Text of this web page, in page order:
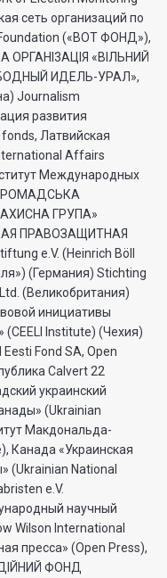
сеть организаций по
(«ВОТ ФОНД»),
ОРГАНI3АЦIЯ «ВIЛЬНИЙ
ИДЕЛЬ-УРАЛ»,
Journalism
развития
Латвийская
Affairs
Международных
ГРУПА»
ПРАВОЗАЩИТНАЯ
e.V. (Heinrich Böll
(Германия) Stichting
(Великобритания)
инициативы
Institute) (Чехия)
Fond SA, Open
Calvert 22
украинский
(Ukrainian
Макдональда-
Канада «Украинская
(Ukrainian National
e.V.
научный
Wilson International
пресса» (Open Press),
ФОНД